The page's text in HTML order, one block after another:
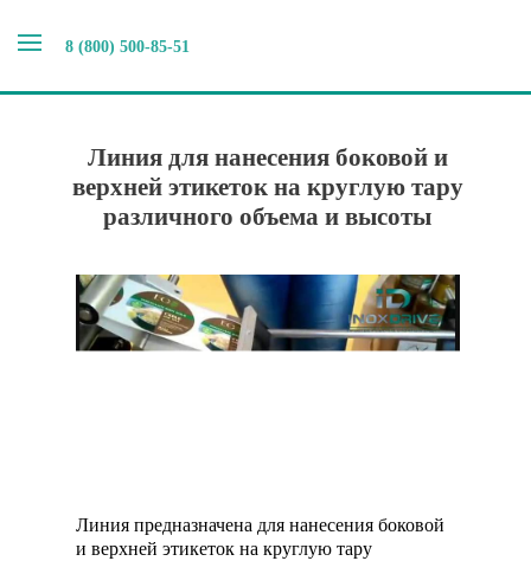
8 (800) 500-85-51
Главная > Наши новости
высоты
Линия для нанесения боковой и
верхней этикеток на круглую тару
различного объема и высоты
Линия предназначена для нанесения боковой
и верхней этикеток на круглую тару